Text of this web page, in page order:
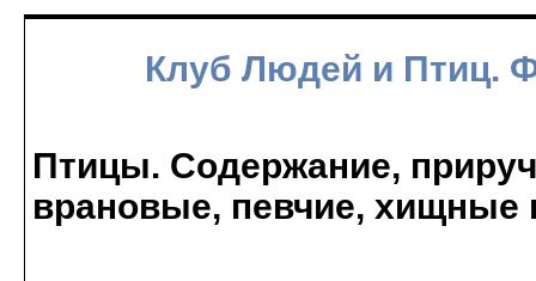
Клуб Людей и Птиц.
Птицы. Содержание,
врановые, певчие, хищные